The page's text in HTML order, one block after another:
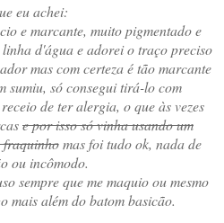
eu achei:
e marcante, muito pigmentado e
linha d'água e adorei o traço preciso
mas com certeza é tão marcante
sumiu, só consegui tirá-lo com
de ter alergia, o que às vezes
e por isso só vinha usando um
fraquinhomas foi tudo ok, nada de
ou incômodo.
sempre que me maquio ou mesmo
mais além do batom basicão.